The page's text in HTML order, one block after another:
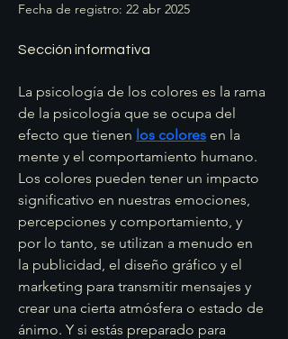
Fecha de registro: 22 abr 2025
Sección informativa
La psicología de los colores es la rama
de la psicología que se ocupa del
efecto que tienen los colores en la
mente y el comportamiento humano.
Los colores pueden tener un impacto
significativo en nuestras emociones,
percepciones y comportamiento, y
por lo tanto, se utilizan a menudo en
la publicidad, el diseño gráfico y el
marketing para transmitir mensajes y
crear una cierta atmósfera o estado de
ánimo. Y si estás preparado para